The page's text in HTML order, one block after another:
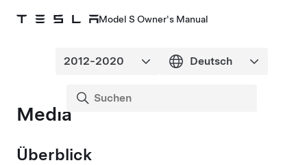
Model S Owner's Manual
Media
Überblick